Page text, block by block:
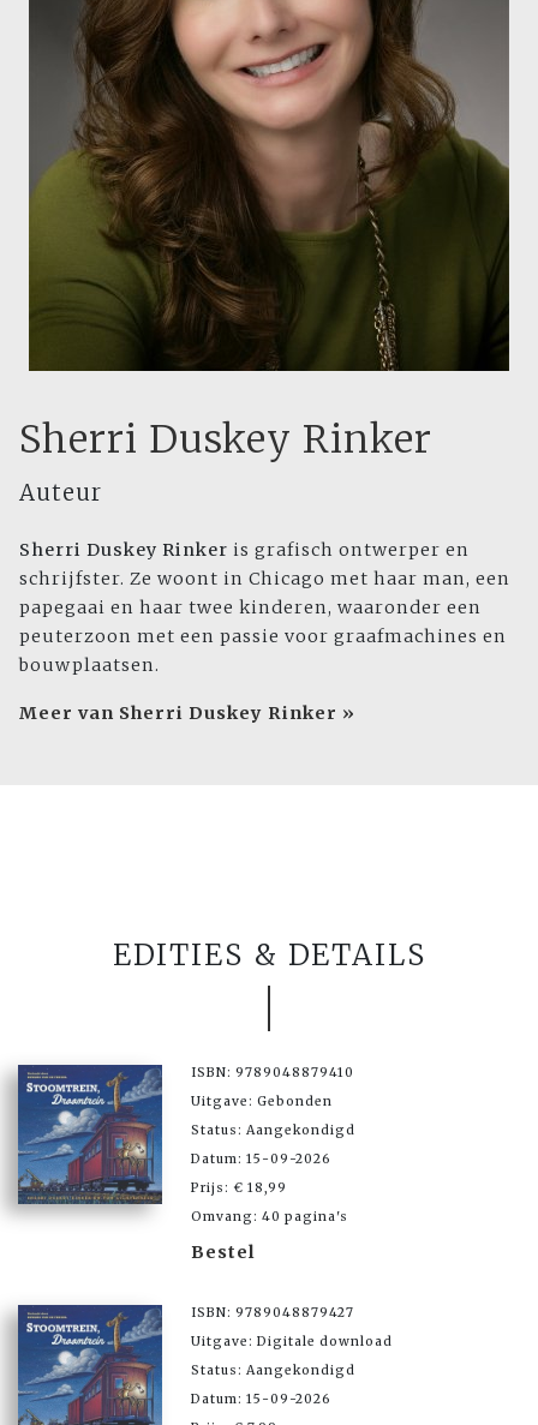
Sherri Duskey Rinker
Auteur
Sherri Duskey Rinker is grafisch ontwerper en
schrijfster. Ze woont in Chicago met haar man, een
papegaai en haar twee kinderen, waaronder een
peuterzoon met een passie voor graafmachines en
bouwplaatsen.
Meer van Sherri Duskey Rinker »
EDITIES & DETAILS
ISBN: 9789048879410
Uitgave: Gebonden
Status: Aangekondigd
Datum: 15-09-2026
Prijs: € 18,99
Omvang: 40 pagina's
Bestel
ISBN: 9789048879427
Uitgave: Digitale download
Status: Aangekondigd
Datum: 15-09-2026